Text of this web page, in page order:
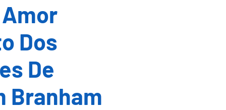
Dos
De
Branham